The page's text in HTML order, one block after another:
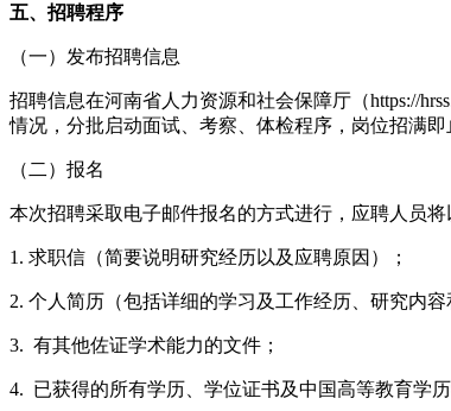
五、招聘程序
（一）发布招聘信息
招聘信息在河南省人力资源和社会保障厅（https://
情况，分批启动面试、考察、体检程序，岗位招满即
（二）报名
本次招聘采取电子邮件报名的方式进行，应聘人员
1. 求职信（简要说明研究经历以及应聘原因）；
2. 个人简历（包括详细的学习及工作经历、研究内容
3. 有其他佐证学术能力的文件；
4. 已获得的所有学历、学位证书及中国高等教育学